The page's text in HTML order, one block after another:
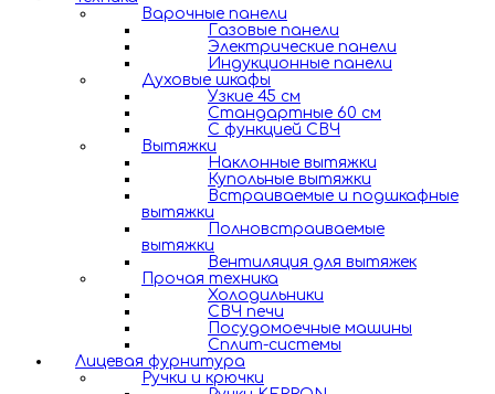
Варочные панели
Газовые панели
Электрические панели
Индукционные панели
Духовые шкафы
Узкие 45 см
Стандартные 60 см
С функцией СВЧ
Вытяжки
Наклонные вытяжки
Купольные вытяжки
Встраиваемые и подшкафные
вытяжки
Полновстраиваемые
вытяжки
Вентиляция для вытяжек
Прочая техника
Холодильники
СВЧ печи
Посудомоечные машины
Сплит-системы
Лицевая фурнитура
Ручки и крючки